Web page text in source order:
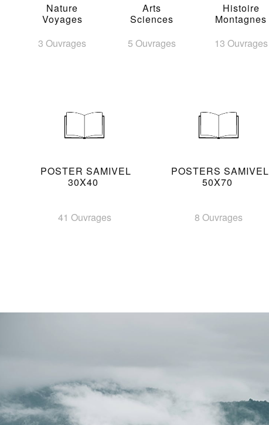
Nature
Voyages
3 Ouvrages
Arts
Sciences
5 Ouvrages
Histoire
Montagnes
13 Ouvrages
POSTER SAMIVEL
30X40
41 Ouvrages
POSTERS SAMIVEL
50X70
8 Ouvrages